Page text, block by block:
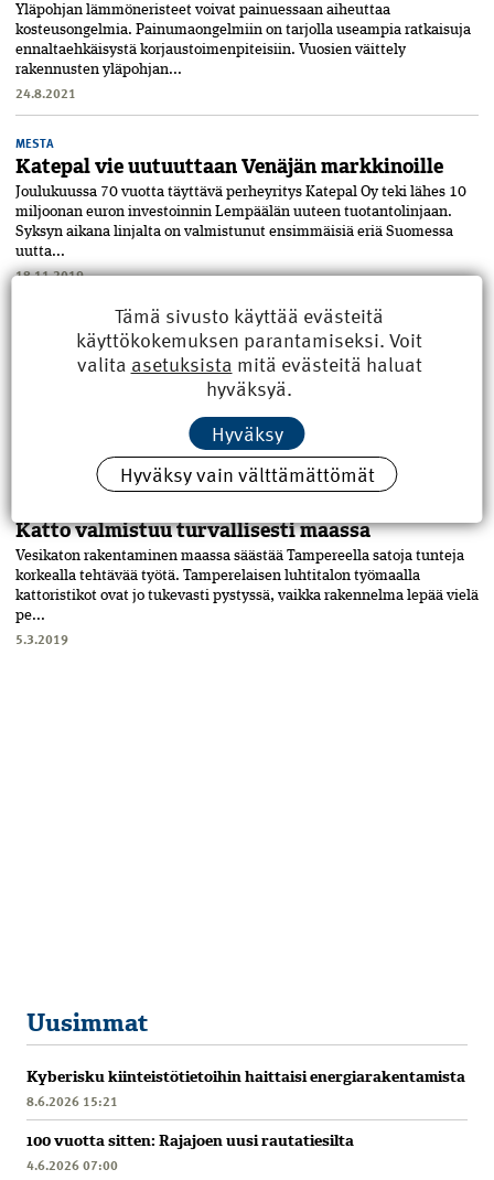
Yläpohjan lämmöneristeet voivat painuessaan aiheuttaa
kosteusongelmia. Painumaongelmiin on tarjolla useampia ratkaisuja
ennaltaehkäisystä korjaustoimenpiteisiin. Vuosien väittely
rakennusten yläpohjan...
24.8.2021
MESTA
Katepal vie uutuuttaan Venäjän markkinoille
Joulukuussa 70 vuotta täyttävä perheyritys Katepal Oy teki lähes 10
miljoonan euron investoinnin Lempäälän uuteen tuotantolinjaan.
Syksyn aikana linjalta on valmistunut ensimmäisiä eriä Suomessa
uutta...
18.11.2019
Riskit kasvavat korkealla
Alkuvuonna kolme työntekijää sai surmansa putoamistapaturmissa
rakennustyömailla. Kattotöissä tapaturmataajuus pienenee talvella.
Vuoden alusta heinäkuun alkupuolelle oli rakennustyömailla
Katto valmistuu turvallisesti maassa
Vesikaton rakentaminen maassa säästää Tampereella satoja tunteja
korkealla tehtävää työtä. Tamperelaisen luhtitalon työmaalla
kattoristikot ovat jo tukevasti pystyssä, vaikka rakennelma lepää vielä
pe...
5.3.2019
Uusimmat
Kyberisku kiinteistötietoihin haittaisi energiarakentamista
8.6.2026 15:21
100 vuotta sitten: Rajajoen uusi rautatiesilta
4.6.2026 07:00
Tämä sivusto käyttää evästeitä
käyttökokemuksen parantamiseksi. Voit
valita asetuksista mitä evästeitä haluat
hyväksyä.
Hyväksy
Hyväksy vain välttämättömät